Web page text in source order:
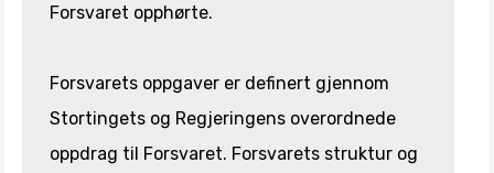
Forsvaret opphørte.
Forsvarets oppgaver er definert gjennom
Stortingets og Regjeringens overordnede
oppdrag til Forsvaret. Forsvarets struktur og